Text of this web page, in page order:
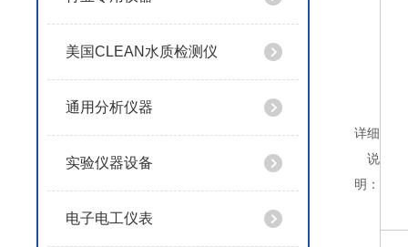
美国CLEAN水质检测仪
通用分析仪器
实验仪器设备
电子电工仪表
详细
说
明：